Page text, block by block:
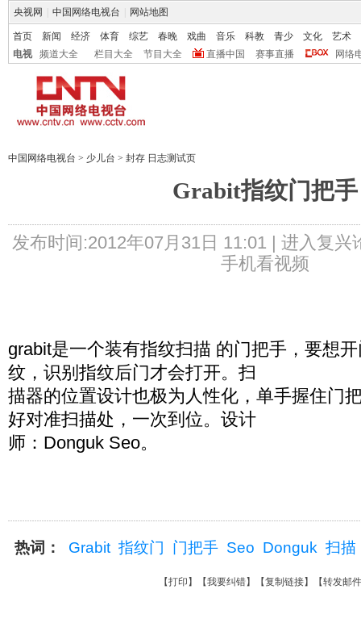
央视网 中国网络电视台 网站地图
首页 新闻 经济 体育 综艺 春晚 戏曲 音乐 科教 青少 文化
艺术
电视
频道大全 栏目大全 节目大全 直播中国 赛事直播 网络
中国网络电视台 > 少儿台 > 封存 日志测试页
Grabit指纹门把手
发布时间:2012年07月31日 11:01 | 进入复兴
手机看视频
grabit是一个装有指纹扫描 的门把手，要想
纹，识别指纹后门才会打开。扫
描器的位置设计也极为人性化，单手握住门
好对准扫描处，一次到位。设计
师：Donguk Seo。
热词： Grabit 指纹门 门把手 Seo Donguk 扫描
【打印 】【我要纠错】【复制链接】【转发邮件